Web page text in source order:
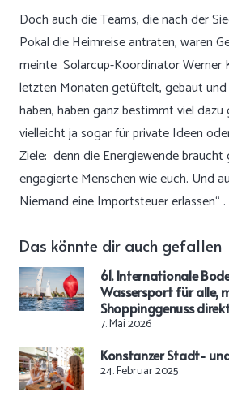
Doch auch die Teams, die nach der
Pokal die Heimreise antraten, waren
meinte Solarcup-Koordinator Werner
letzten Monaten getüftelt, gebaut
haben, haben ganz bestimmt viel dazu
vielleicht ja sogar für private Ideen
Ziele: denn die Energiewende braucht
engagierte Menschen wie euch. Und
Niemand eine Importsteuer erlassen“ .
Das könnte dir auch gefallen
61. Internationale
Wassersport für alle,
Shoppinggenuss
7. Mai 2026
Konstanzer Stadt-
24. Februar 2025